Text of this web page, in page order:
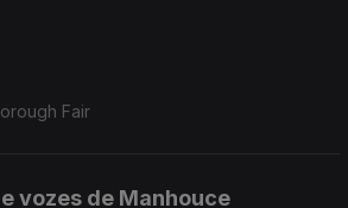
Fair
vozes de Manhouce